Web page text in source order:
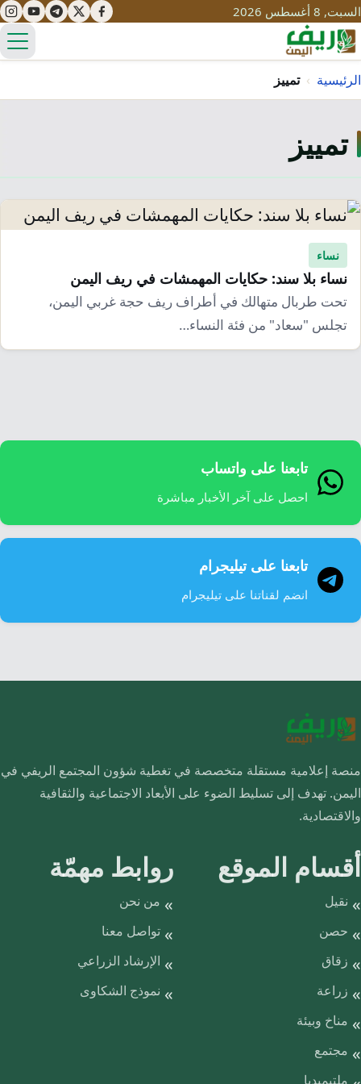
السبت, 8 أغسطس 2026
مياه
طرُق
قصص نجاح
مبادرات
سياحة
تراث
ثقافة
التغير المناخي
محميات
التلوث
تحديات
حلول
نساء
تقارير صور
فيديو
الرئيسية › تمييز
تمييز
نساء
نساء بلا سند: حكايات المهمشات في ريف اليمن
تحت طربال متهالك في أطراف ريف حجة غربي اليمن،
تجلس "سعاد" من فئة النساء…
تابعنا على واتساب
احصل على آخر الأخبار مباشرة
تابعنا على تيليجرام
انضم لقناتنا على تيليجرام
منصة إعلامية مستقلة متخصصة في تغطية شؤون المجتمع الريفي في
اليمن. تهدف إلى تسليط الضوء على الأبعاد الاجتماعية والثقافية
والاقتصادية.
أقسام الموقع
نقيل
حصن
زقاق
زراعة
مناخ وبيئة
مجتمع
ملتيميديا
روابط مهمّة
من نحن
تواصل معنا
الإرشاد الزراعي
نموذج الشكاوى